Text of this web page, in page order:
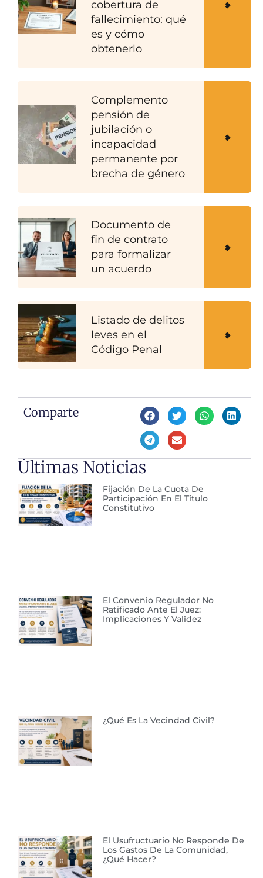
cobertura de
fallecimiento: qué
es y cómo
obtenerlo
Complemento
pensión de
jubilación o
incapacidad
permanente por
brecha de género
Documento de
fin de contrato
para formalizar
un acuerdo
Listado de delitos
leves en el
Código Penal
Comparte
Últimas Noticias
Fijación De La Cuota De
Participación En El Título
Constitutivo
El Convenio Regulador No
Ratificado Ante El Juez:
Implicaciones Y Validez
¿Qué Es La Vecindad Civil?
El Usufructuario No Responde De
Los Gastos De La Comunidad,
¿qué Hacer?